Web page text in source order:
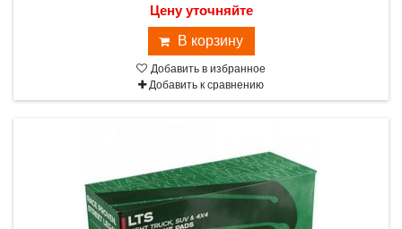
Цену уточняйте
В корзину
Добавить в избранное
Добавить к сравнению